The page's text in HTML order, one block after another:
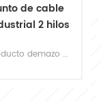
22AWG
moldeado
cables
comprar calidad D-sub 9 pines cables a medida variedad de cables de comunicación ensamblajes.